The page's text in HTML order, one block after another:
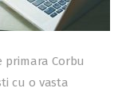
primara Corbu
cu o vasta